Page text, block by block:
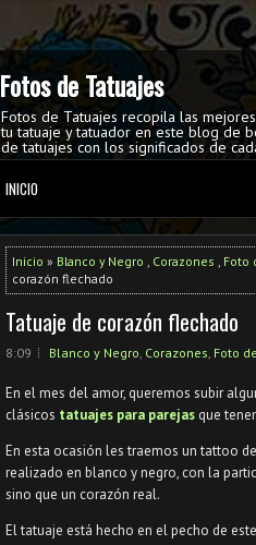
Fotos de Tatuajes
Fotos de Tatuajes recopila las
tu tatuaje y tatuador en este blog de
de tatuajes con los significados de
INICIO
Inicio » Blanco y Negro , Corazones , Foto
corazón flechado
Tatuaje de corazón flechado
8:09 Blanco y Negro, Corazones, Foto
En el mes del amor, queremos subir
clásicos tatuajes para parejas que
En esta ocasión les traemos un tattoo
realizado en blanco y negro, con la
sino que un corazón real.
El tatuaje está hecho en el pecho de